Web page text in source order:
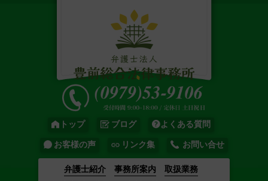
トップ ブログ よくある質問
お客様の声 リンク集 お問い合せ
弁護士紹介 事務所案内
取扱業務